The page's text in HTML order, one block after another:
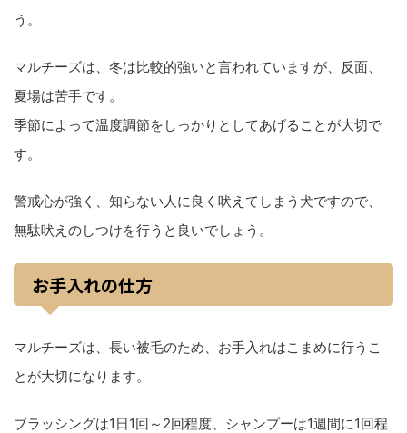
う。
マルチーズは、冬は比較的強いと言われていますが、反面、
夏場は苦手です。
季節によって温度調節をしっかりとしてあげることが大切で
す。
警戒心が強く、知らない人に良く吠えてしまう犬ですので、
無駄吠えのしつけを行うと良いでしょう。
お手入れの仕方
マルチーズは、長い被毛のため、お手入れはこまめに行うこ
とが大切になります。
ブラッシングは1日1回～2回程度、シャンプーは1週間に1回程